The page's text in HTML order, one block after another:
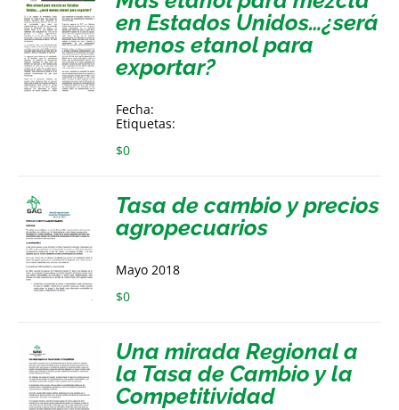
en Estados Unidos…¿será
menos etanol para
exportar?
Fecha:
Etiquetas:
$0
Tasa de cambio y precios
agropecuarios
Mayo 2018
$0
Una mirada Regional a
la Tasa de Cambio y la
Competitividad